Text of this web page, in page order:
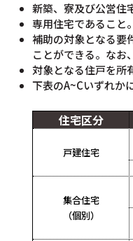
新築、寮及び公営住
専用住宅であること
補助の対象となる要
ことができる。なお
対象となる住戸を所
下表のA~Cいずれか
住宅区分
戸建住宅
集合住宅
（個別）